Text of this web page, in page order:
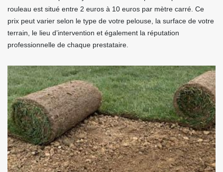
rouleau est situé entre 2 euros à 10 euros par mètre carré. Ce
prix peut varier selon le type de votre pelouse, la surface de votre
terrain, le lieu d’intervention et également la réputation
professionnelle de chaque prestataire.